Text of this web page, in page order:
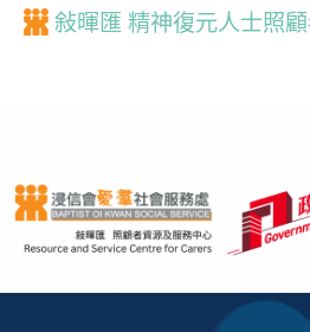
敍暉匯 精神復元人士照